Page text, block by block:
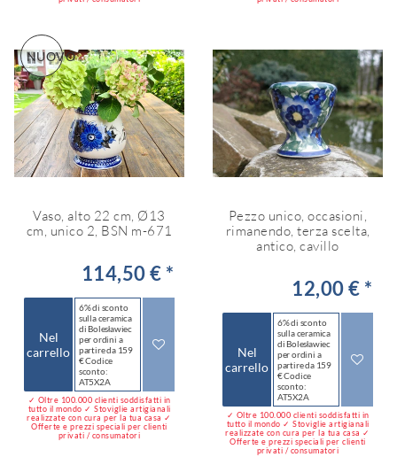
NUOVO
Vaso, alto 22 cm, Ø13
cm, unico 2, BSN m-671
114,50 € *
Nel
carrello
6% di sconto
sulla ceramica
di Bolesławiec
per ordini a
partire da 159
€ Codice
sconto:
AT5X2A
✓ Oltre 100.000 clienti soddisfatti in
tutto il mondo ✓ Stoviglie artigianali
realizzate con cura per la tua casa ✓
Offerte e prezzi speciali per clienti
privati / consumatori
Pezzo unico, occasioni,
rimanendo, terza scelta,
antico, cavillo
12,00 € *
Nel
carrello
6% di sconto
sulla ceramica
di Bolesławiec
per ordini a
partire da 159
€ Codice
sconto:
AT5X2A
✓ Oltre 100.000 clienti soddisfatti in
tutto il mondo ✓ Stoviglie artigianali
realizzate con cura per la tua casa ✓
Offerte e prezzi speciali per clienti
privati / consumatori